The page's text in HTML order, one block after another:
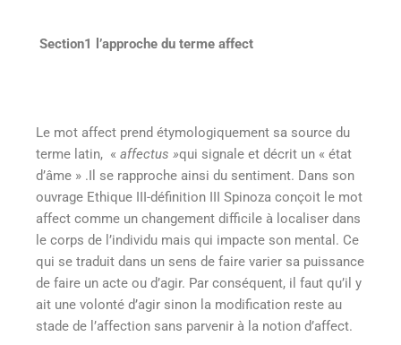
Section1 l’approche du terme affect
Le mot affect prend étymologiquement sa source du
terme latin, « affectus »qui signale et décrit un « état
d’âme » .Il se rapproche ainsi du sentiment. Dans son
ouvrage Ethique III-définition III Spinoza conçoit le mot
affect comme un changement difficile à localiser dans
le corps de l’individu mais qui impacte son mental. Ce
qui se traduit dans un sens de faire varier sa puissance
de faire un acte ou d’agir. Par conséquent, il faut qu’il y
ait une volonté d’agir sinon la modification reste au
stade de l’affection sans parvenir à la notion d’affect.